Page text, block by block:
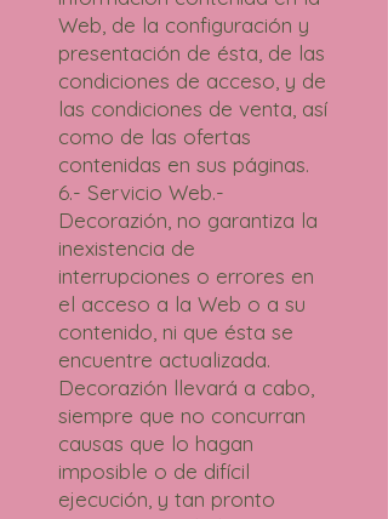
Web, de la configuración y
presentación de ésta, de las
condiciones de acceso, y de
las condiciones de venta, así
como de las ofertas
contenidas en sus páginas.
6.- Servicio Web.-
Decorazión, no garantiza la
inexistencia de
interrupciones o errores en
el acceso a la Web o a su
contenido, ni que ésta se
encuentre actualizada.
Decorazión llevará a cabo,
siempre que no concurran
causas que lo hagan
imposible o de difícil
ejecución, y tan pronto